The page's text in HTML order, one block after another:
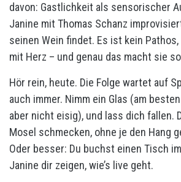
davon: Gastlichkeit als sensorischer
Janine mit Thomas Schanz
seinen Wein findet. Es ist kein
mit Herz – und genau das macht sie
Hör rein, heute. Die Folge wartet auf
auch immer. Nimm ein Glas (am
aber nicht eisig), und lass dich fallen.
Mosel schmecken, ohne je den Hang
Oder besser: Du buchst einen Tisch
Janine dir zeigen, wie’s live geht.